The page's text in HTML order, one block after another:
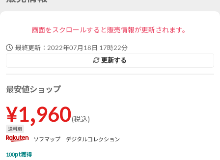
画面をスクロールすると販売情報が更新されます。
最終更新： 2022年07月18日 17時22分
更新する
最安値ショップ
¥1,960(税込)
送料別
ソフマップ デジタルコレクション
100pt獲得